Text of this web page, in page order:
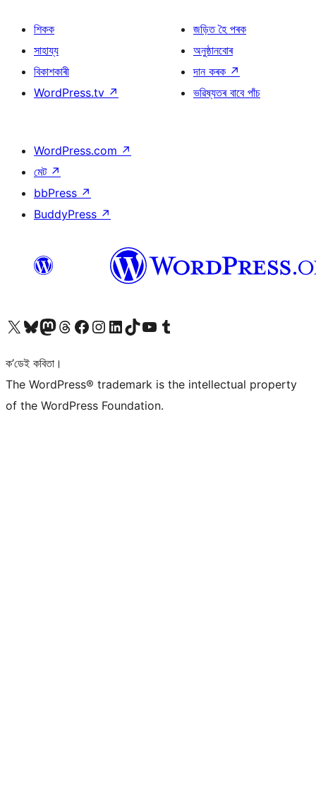
শিকক
সাহায্য
বিকাশকাৰী
WordPress.tv ↗
জড়িত হৈ পৰক
অনুষ্ঠানবোৰ
দান কৰক ↗
ভৱিষ্যতৰ বাবে পাঁচ
WordPress.com ↗
মেট ↗
bbPress ↗
BuddyPress ↗
আমাৰ X (আগৰ Twitter) একাউণ্টলৈ যাওকআমাৰ Bluesky একাউণ্টলৈ যাওকআমাৰ Mastodon একাউণ্টলৈ যাওকআমাৰ Threads একাউণ্টলৈ যাওকআমাৰ Facebook পৃষ্ঠালৈ যাওকআমাৰ Instagram একাউণ্টলৈ যাওকআমাৰ LinkedIn একাউণ্টলৈ যাওকআমাৰ TikTok একাউণ্টলৈ যাওকআমাৰ YouTube চেনেললৈ যাওকআমাৰ Tumblr একাউণ্টলৈ যাওক
ক’ডেই কবিতা।
The WordPress® trademark is the intellectual property
of the WordPress Foundation.